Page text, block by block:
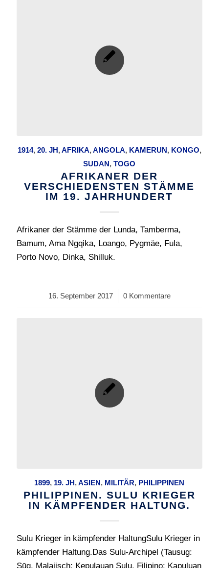
1914, 20. JH,AFRIKA,ANGOLA, KAMERUN, KONGO,
SUDAN,TOGO
AFRIKANER DER
VERSCHIEDENSTEN STÄMME
IM 19. JAHRHUNDERT
Afrikaner der Stämme der Lunda, Tamberma,
Bamum, Ama Ngqika, Loango, Pygmäe, Fula,
Porto Novo, Dinka, Shilluk.
16. September 2017
/ 0 Kommentare
1899, 19. JH,ASIEN, MILITÄR, PHILIPPINEN
PHILIPPINEN. SULU KRIEGER
IN KÄMPFENDER HALTUNG.
Sulu Krieger in kämpfender HaltungSulu Krieger in
kämpfender Haltung.Das Sulu-Archipel (Tausug:
Sūg, Malaiisch: Kepulauan Sulu, Filipino: Kapuluan